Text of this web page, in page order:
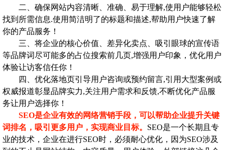
二、确保网站内容清晰、准确、易于理解,使用户能够轻松
找到所需信息.使用简洁明了的标题和描述,帮助用户快速了解
你的产品服务！
三、将企业的核心价值、差异化卖点、吸引眼球的宣传语
等品牌词尽可能多的占位搜索前几页,增强用户印象，优化用户
体验让访客信任你！
四、优化落地页引导用户咨询或预约留言,引用大型案例或
权威报道彰显品牌实力,关注用户需求和反馈,不断优化产品服
务让用户选择你！
SEO是企业有效的网络营销手段，可以帮助企业提升关键
词排名，吸引更多用户，实现商业目标。 SEO是一个长期且专
业的技术，企业在进行SEO时，必须耐心优化，因为SEO涉及